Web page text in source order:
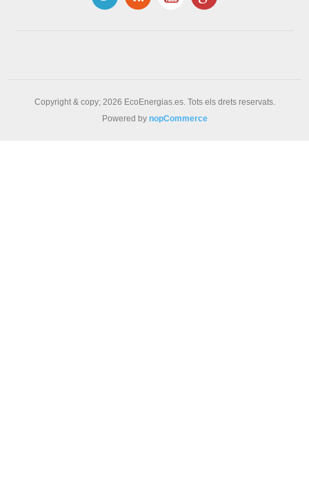
Copyright & copy; 2026 EcoEnergias.es. Tots els drets reservats.
Powered by nopCommerce